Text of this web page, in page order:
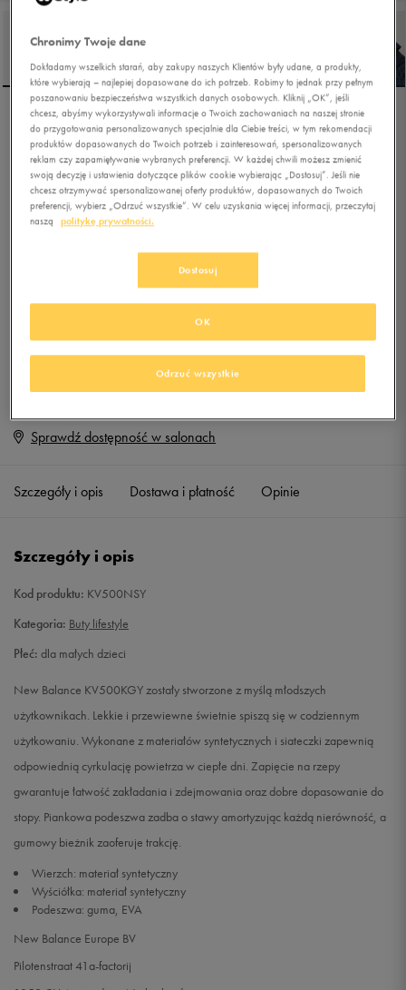
NEW BALANCE KV500NSY
0.0(0)
159,99złz Vat
Jeśli artykuł będzie ponownie dostępny, otrzymasz od nas powiadomienie.
Wybierz rozmiar
Rozmiary EU
28,5
30,5 18 cm
32 19 cm Powiadom o dostępności
32,5 19 cm
33,5 20 cm
34,5 20,5 cm
35 21 cm
Sprawdź dostępność w salonach
Szczegóły i opis Dostawa i płatność Opinie
Szczegóły i opis
Kod produktu: KV500NSY
Kategoria: Buty lifestyle
Płeć: dla małych dzieci
New Balance KV500KGY zostały stworzone z myślą młodszych
użytkownikach. Lekkie i przewiewne świetnie spiszą się w codziennym
użytkowaniu. Wykonane z materiałów syntetycznych i siateczki zapewnią
odpowiednią cyrkulację powietrza w ciepłe dni. Zapięcie na rzepy
gwarantuje łatwość zakładania i zdejmowania oraz dobre dopasowanie do
stopy. Piankowa podeszwa zadba o stawy amortyzując każdą nierówność, a
gumowy bieżnik zaoferuje trakcję.
Wierzch: materiał syntetyczny
Wyściółka: materiał syntetyczny
Podeszwa: guma, EVA
New Balance Europe BV
Pilotenstraat 41a-factorij
Chronimy Twoje dane
Dokładamy wszelkich starań, aby zakupy naszych Klientów były udane, a produkty,
które wybierają – najlepiej dopasowane do ich potrzeb. Robimy to jednak przy pełnym
poszanowaniu bezpieczeństwa wszystkich danych osobowych. Kliknij „OK”, jeśli
chcesz, abyśmy wykorzystywali informacje o Twoich zachowaniach na naszej stronie
do przygotowania personalizowanych specjalnie dla Ciebie treści, w tym rekomendacji
produktów dopasowanych do Twoich potrzeb i zainteresowań, spersonalizowanych
reklam czy zapamiętywanie wybranych preferencji. W każdej chwili możesz zmienić
swoją decyzję i ustawienia dotyczące plików cookie wybierając „Dostosuj”. Jeśli nie
chcesz otrzymywać spersonalizowanej oferty produktów, dopasowanych do Twoich
preferencji, wybierz „Odrzuć wszystkie”. W celu uzyskania więcej informacji, przeczytaj
naszą
politykę prywatności.
Dostosuj
Odrzuć wszystkie
OK